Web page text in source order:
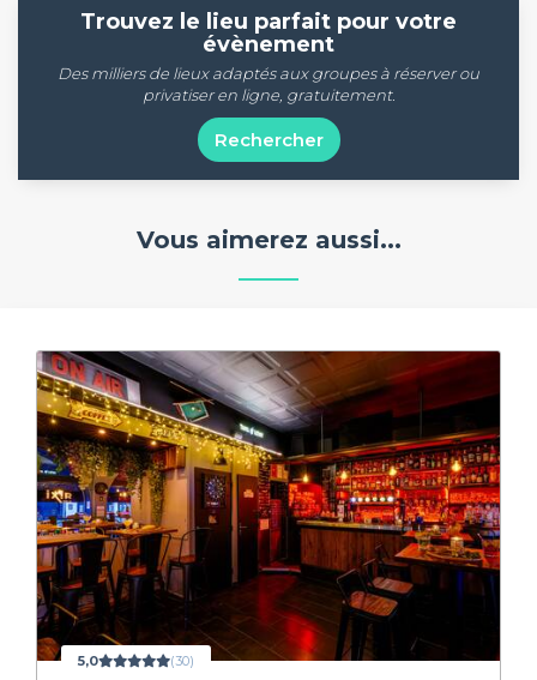
Trouvez le lieu parfait pour votre
évènement
Des milliers de lieux adaptés aux groupes à réserver ou
privatiser en ligne, gratuitement.
Rechercher
Vous aimerez aussi...
5,0 (30)